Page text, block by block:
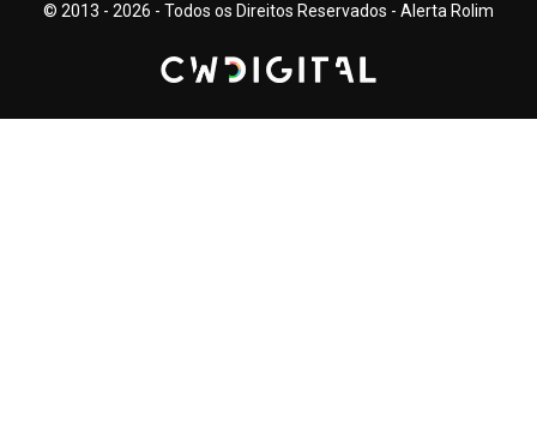
© 2013 - 2026 - Todos os Direitos Reservados - Alerta Rolim